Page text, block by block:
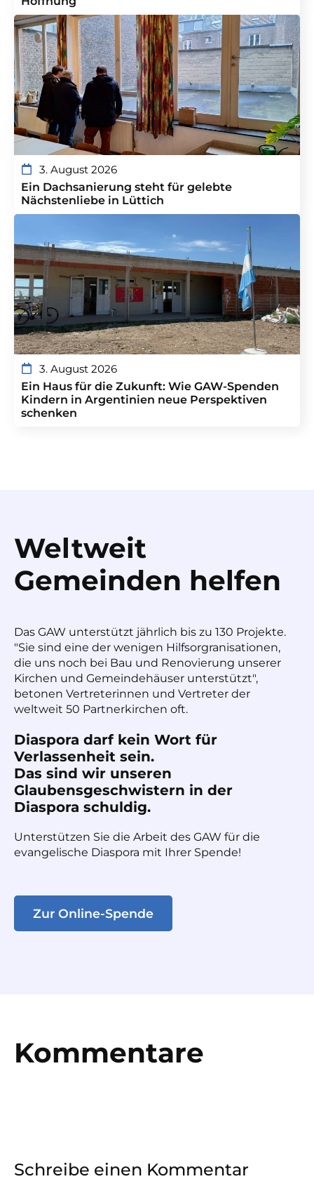
3. August 2026
Ein Dachsanierung steht für gelebte
Nächstenliebe in Lüttich
3. August 2026
Ein Haus für die Zukunft: Wie GAW-Spenden
Kindern in Argentinien neue Perspektiven
schenken
Weltweit
Gemeinden helfen
Das GAW unterstützt jährlich bis zu 130 Projekte.
"Sie sind eine der wenigen Hilfsorgranisationen,
die uns noch bei Bau und Renovierung unserer
Kirchen und Gemeindehäuser unterstützt",
betonen Vertreterinnen und Vertreter der
weltweit 50 Partnerkirchen oft.
Diaspora darf kein Wort für
Verlassenheit sein.
Das sind wir unseren
Glaubensgeschwistern in der
Diaspora schuldig.
Unterstützen Sie die Arbeit des GAW für die
evangelische Diaspora mit Ihrer Spende!
Zur Online-Spende
Kommentare
Schreibe einen Kommentar